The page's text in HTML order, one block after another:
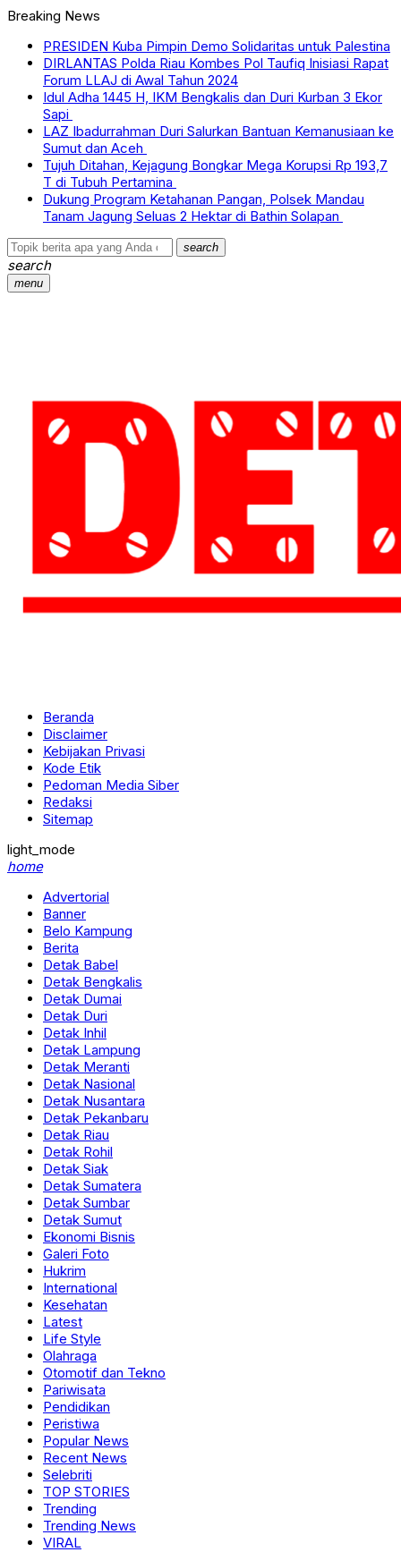
Breaking News
PRESIDEN Kuba Pimpin Demo Solidaritas untuk Palestina
DIRLANTAS Polda Riau Kombes Pol Taufiq Inisiasi Rapat
Forum LLAJ di Awal Tahun 2024
Idul Adha 1445 H, IKM Bengkalis dan Duri Kurban 3 Ekor
Sapi
LAZ Ibadurrahman Duri Salurkan Bantuan Kemanusiaan ke
Sumut dan Aceh
Tujuh Ditahan, Kejagung Bongkar Mega Korupsi Rp 193,7
T di Tubuh Pertamina
Dukung Program Ketahanan Pangan, Polsek Mandau
Tanam Jagung Seluas 2 Hektar di Bathin Solapan
search
search
menu
Beranda
Disclaimer
Kebijakan Privasi
Kode Etik
Pedoman Media Siber
Redaksi
Sitemap
light_mode
home
Advertorial
Banner
Belo Kampung
Berita
Detak Babel
Detak Bengkalis
Detak Dumai
Detak Duri
Detak Inhil
Detak Lampung
Detak Meranti
Detak Nasional
Detak Nusantara
Detak Pekanbaru
Detak Riau
Detak Rohil
Detak Siak
Detak Sumatera
Detak Sumbar
Detak Sumut
Ekonomi Bisnis
Galeri Foto
Hukrim
International
Kesehatan
Latest
Life Style
Olahraga
Otomotif dan Tekno
Pariwisata
Pendidikan
Peristiwa
Popular News
Recent News
Selebriti
TOP STORIES
Trending
Trending News
VIRAL